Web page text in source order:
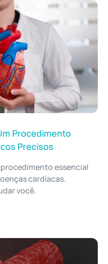
Procedimento
Precisos
essencial
cardíacas.
você.